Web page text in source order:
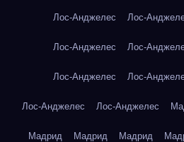
Лос-Анджелес Лос-
Лос-Анджелес Лос-
Лос-Анджелес Лос-
Лос-Анджелес Лос-Анджелес
Мадрид Мадрид Мадрид